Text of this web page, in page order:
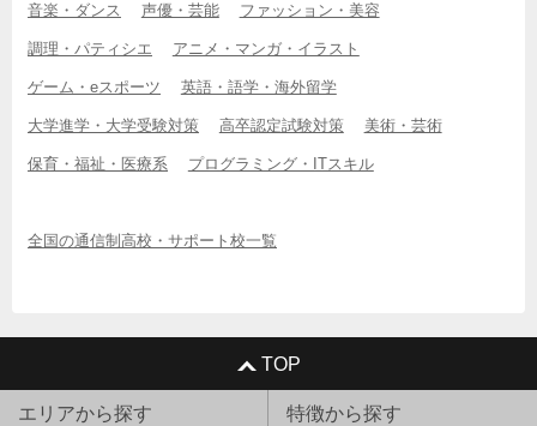
音楽・ダンス 声優・芸能 ファッション・美容
調理・パティシエ アニメ・マンガ・イラスト
ゲーム・eスポーツ 英語・語学・海外留学
大学進学・大学受験対策 高卒認定試験対策 美術・芸術
保育・福祉・医療系 プログラミング・ITスキル
全国の通信制高校・サポート校一覧
TOP
エリアから探す 特徴から探す